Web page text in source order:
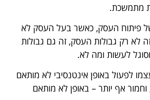
מתמשכת.
פיתוח העסק, כאשר בעל העסק לא
לא רק גבולות העסק, זה גם גבולות
לעשות ומה לא.
לפעול באופן אינטנסיבי לא מותאם
וחמור אף יותר – באופן לא מותאם